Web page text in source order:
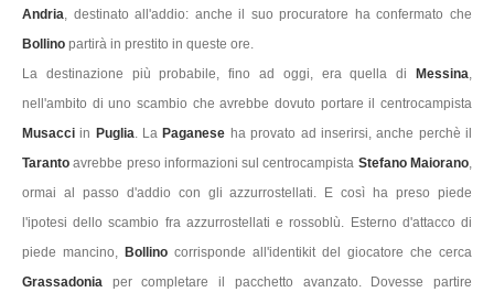
Andria, destinato all'addio: anche il suo procuratore ha confermato che
Bollino partirà in prestito in queste ore.
La destinazione più probabile, fino ad oggi, era quella di
Messina,
nell'ambito di uno scambio che avrebbe dovuto portare il centrocampista
Musacciin Puglia. La Paganese ha provato ad inserirsi, anche perchè il
Tarantoavrebbe preso informazioni sul centrocampista Stefano Maiorano,
ormai al passo d'addio con gli azzurrostellati. E così ha preso piede
l'ipotesi dello scambio fra azzurrostellati e rossoblù. Esterno d'attacco di
piede mancino, Bollino corrisponde all'identikit del giocatore che cerca
Grassadonia per completare il pacchetto avanzato. Dovesse partire